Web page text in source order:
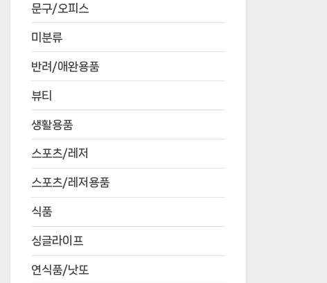
문구/오피스
미분류
반려/애완용품
뷰티
생활용품
스포츠/레저
스포츠/레저용품
식품
싱글라이프
연식품/낫또